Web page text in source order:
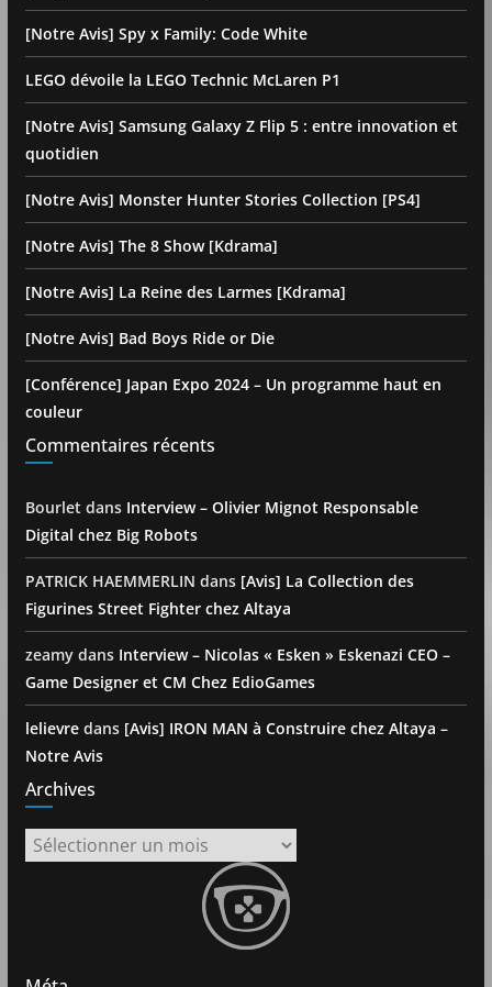
[Notre Avis] Spy x Family: Code White
LEGO dévoile la LEGO Technic McLaren P1
[Notre Avis] Samsung Galaxy Z Flip 5 : entre innovation et
quotidien
[Notre Avis] Monster Hunter Stories Collection [PS4]
[Notre Avis] The 8 Show [Kdrama]
[Notre Avis] La Reine des Larmes [Kdrama]
[Notre Avis] Bad Boys Ride or Die
[Conférence] Japan Expo 2024 – Un programme haut en
couleur
Commentaires récents
Bourlet dans Interview – Olivier Mignot Responsable
Digital chez Big Robots
PATRICK HAEMMERLIN dans [Avis] La Collection des
Figurines Street Fighter chez Altaya
zeamydans Interview – Nicolas « Esken » Eskenazi CEO –
Game Designer et CM Chez EdioGames
lelievredans [Avis] IRON MAN à Construire chez Altaya –
Notre Avis
Archives
Archives